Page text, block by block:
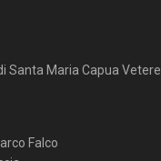
Santa Maria Capua Vetere
Falco